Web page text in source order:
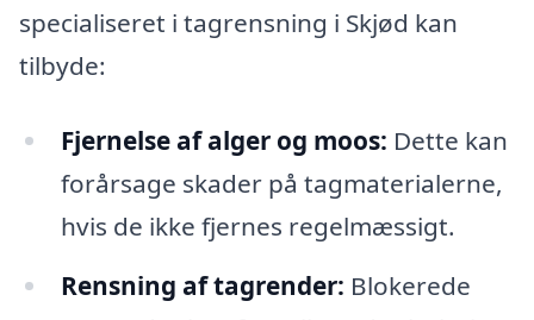
specialiseret i tagrensning i Skjød kan
tilbyde:
Fjernelse af alger og moos: Dette kan
forårsage skader på tagmaterialerne,
hvis de ikke fjernes regelmæssigt.
Rensning af tagrender: Blokerede